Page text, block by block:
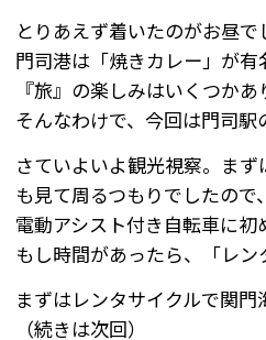
とりあえず着いたのがお昼
門司港は「焼きカレー」が有
『旅』の楽しみはいくつか
そんなわけで、今回は門司
さていよいよ観光視察。ま
も見て周るつもりでしたので
電動アシスト付き自転車に初
もし時間があったら、「レ
まずはレンタサイクルで関門
（続きは次回）